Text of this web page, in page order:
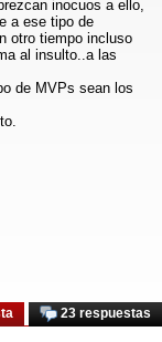
inocuos a ello,
a ese tipo de
otro tiempo incluso
al insulto..a las
de MVPs sean los
23 respuestas